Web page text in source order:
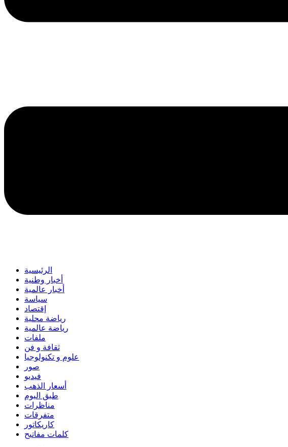
الرئيسية
أخبار وطنية
أخبار عالمية
سياسة
إقتصاد
رياضة محلية
رياضة عالمية
ملفات
ثقافة و فن
علوم و تكنولوجيا
صور
فيديو
أسعار الذهب
طبق اليوم
مناظرات
متفرقات
كاريكاتور
كلمات مفاتيح